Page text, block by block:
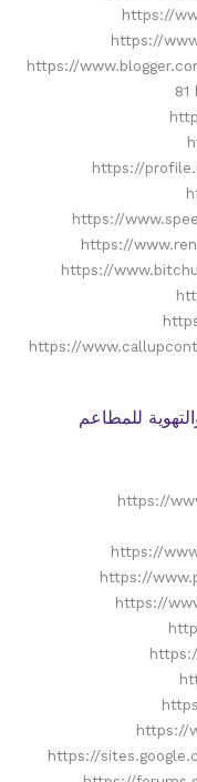
https://
https://
https://
https://
https://
https://
https://
https://
للمطاعم
https://
https://
https://
https://
https://
https://